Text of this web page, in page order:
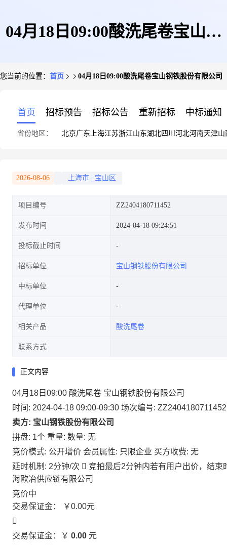
04月18日09:00酸洗尾卷宝山钢
您当前的位置： 首页 04月18日09:00酸洗尾卷宝山钢铁股份有限公司
首页 招标预告 招标公告 重新招标 中标通知
省份地区： 北京广东 上海江苏浙江山东湖北四川 河北河南天津山
2026-08-06 上海市 宝山区
项目编号 ZZ2404180711452
发布时间 2024-04-18 09:24:51
投标截止时间
招标单位 宝山钢铁股份有限公司
中标单位
代理单位
相关产品 酸洗尾卷
联系方式
正文内容
04月18日09:00 酸洗尾卷 宝山钢铁股份有限公司
时间: 2024-04-18 09:00-09:30 场次编号: ZZ2404180711452
卖方: 宝山钢铁股份有限公司
拼盘: 1个 重量: 数量: 无
竞价模式: 公开增价 会员属性: 只限企业 买方收费: 无
延时机制: 2分钟/次  竞拍最后2分钟内若有用户出价，结
海欧冶供应链有限公司
竞价中
交易保证金：
￥0.00元

交易保证金：￥ 0.00 元